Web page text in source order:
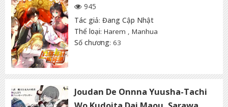
945
Tác giả: Đang Cập Nhật
Thể loại: Harem , Manhua
Số chương: 63
Joudan De Onnna Yuusha-Tachi